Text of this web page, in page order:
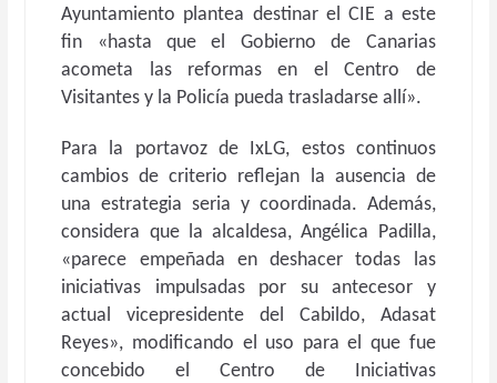
Ayuntamiento plantea destinar el CIE a este
fin «hasta que el Gobierno de Canarias
acometa las reformas en el Centro de
Visitantes y la Policía pueda trasladarse allí».
Para la portavoz de IxLG, estos continuos
cambios de criterio reflejan la ausencia de
una estrategia seria y coordinada. Además,
considera que la alcaldesa, Angélica Padilla,
«parece empeñada en deshacer todas las
iniciativas impulsadas por su antecesor y
actual vicepresidente del Cabildo, Adasat
Reyes», modificando el uso para el que fue
concebido el Centro de Iniciativas